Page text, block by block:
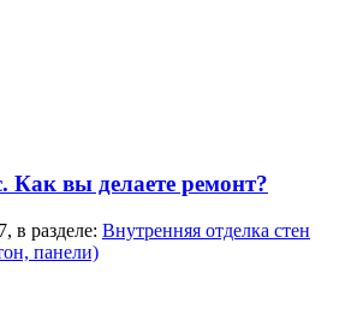
Как вы делаете ремонт?
, в разделе: Внутренняя отделка стен
панели)